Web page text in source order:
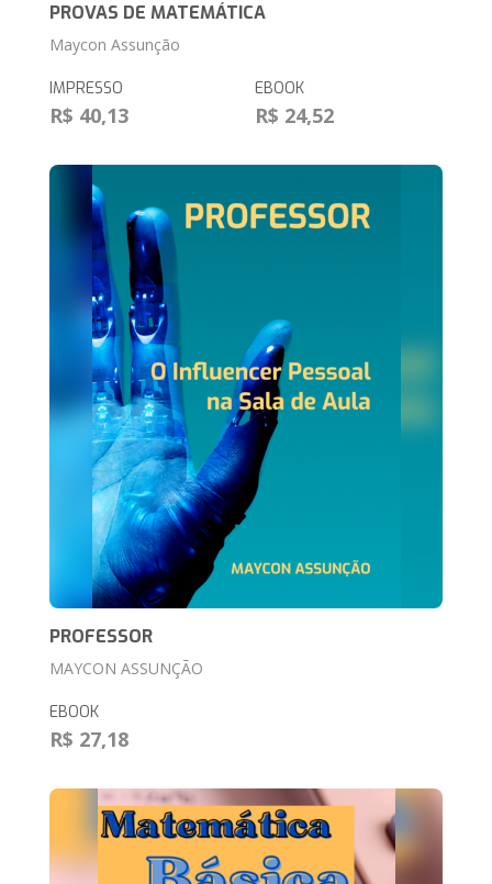
PROVAS DE MATEMÁTICA
Maycon Assunção
IMPRESSO
R$ 40,13
EBOOK
R$ 24,52
PROFESSOR
MAYCON ASSUNÇÃO
EBOOK
R$ 27,18